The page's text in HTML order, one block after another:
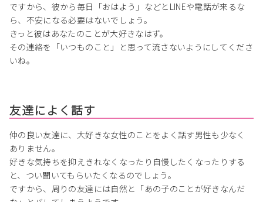
ですから、彼から毎日「おはよう」などとLINEや電話が来るな
ら、不安になる必要はないでしょう。
きっと彼はあなたのことが大好きなはず。
その連絡を「いつものこと」と思って流さないようにしてくださ
いね。
友達によく話す
仲の良い友達に、大好きな女性のことをよく話す男性も少なく
ありません。
好きな気持ちを抑えきれなくなったり自慢したくなったりする
と、つい聞いてもらいたくなるのでしょう。
ですから、周りの友達には自然と「あの子のことが好きなんだ